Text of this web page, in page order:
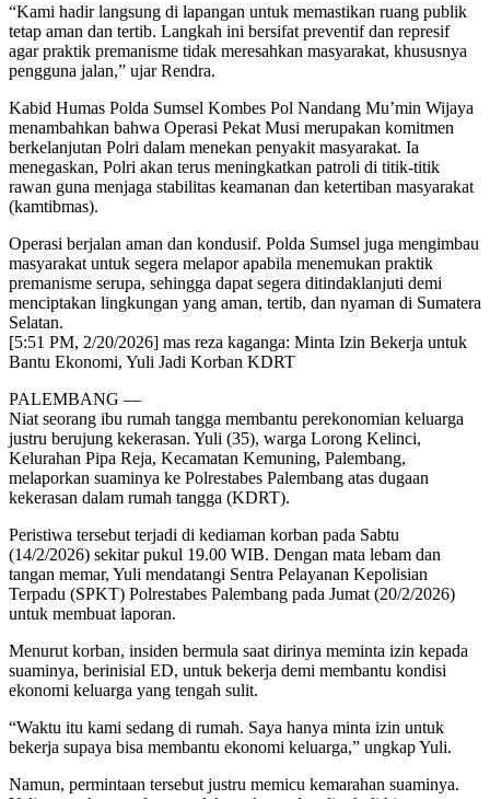
“Kami hadir langsung di lapangan untuk memastikan ruang publik
tetap aman dan tertib. Langkah ini bersifat preventif dan represif
agar praktik premanisme tidak meresahkan masyarakat, khususnya
pengguna jalan,” ujar Rendra.
Kabid Humas Polda Sumsel Kombes Pol Nandang Mu’min Wijaya
menambahkan bahwa Operasi Pekat Musi merupakan komitmen
berkelanjutan Polri dalam menekan penyakit masyarakat. Ia
menegaskan, Polri akan terus meningkatkan patroli di titik-titik
rawan guna menjaga stabilitas keamanan dan ketertiban masyarakat
(kamtibmas).
Operasi berjalan aman dan kondusif. Polda Sumsel juga mengimbau
masyarakat untuk segera melapor apabila menemukan praktik
premanisme serupa, sehingga dapat segera ditindaklanjuti demi
menciptakan lingkungan yang aman, tertib, dan nyaman di Sumatera
Selatan.
[5:51 PM, 2/20/2026] mas reza kaganga: Minta Izin Bekerja untuk
Bantu Ekonomi, Yuli Jadi Korban KDRT
PALEMBANG —
Niat seorang ibu rumah tangga membantu perekonomian keluarga
justru berujung kekerasan. Yuli (35), warga Lorong Kelinci,
Kelurahan Pipa Reja, Kecamatan Kemuning, Palembang,
melaporkan suaminya ke Polrestabes Palembang atas dugaan
kekerasan dalam rumah tangga (KDRT).
Peristiwa tersebut terjadi di kediaman korban pada Sabtu
(14/2/2026) sekitar pukul 19.00 WIB. Dengan mata lebam dan
tangan memar, Yuli mendatangi Sentra Pelayanan Kepolisian
Terpadu (SPKT) Polrestabes Palembang pada Jumat (20/2/2026)
untuk membuat laporan.
Menurut korban, insiden bermula saat dirinya meminta izin kepada
suaminya, berinisial ED, untuk bekerja demi membantu kondisi
ekonomi keluarga yang tengah sulit.
“Waktu itu kami sedang di rumah. Saya hanya minta izin untuk
bekerja supaya bisa membantu ekonomi keluarga,” ungkap Yuli.
Namun, permintaan tersebut justru memicu kemarahan suaminya.